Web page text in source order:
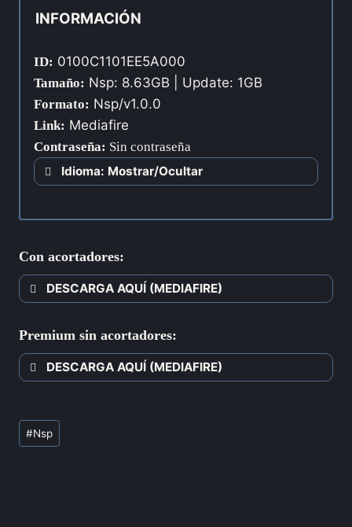
INFORMACIÓN
ID: 0100C1101EE5A000
Tamaño: Nsp: 8.63GB | Update: 1GB
Formato: Nsp/v1.0.0
Link: Mediafire
Contraseña: Sin contraseña
Idioma: Mostrar/Ocultar
Con acortadores:
DESCARGA AQUÍ (MEDIAFIRE)
Premium sin acortadores:
DESCARGA AQUÍ (MEDIAFIRE)
#Nsp